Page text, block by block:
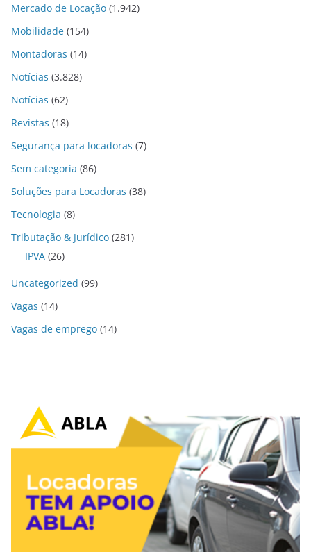
Mercado de Locação (1.942)
Mobilidade (154)
Montadoras (14)
Notícias (3.828)
Notícias (62)
Revistas (18)
Segurança para locadoras (7)
Sem categoria (86)
Soluções para Locadoras (38)
Tecnologia (8)
Tributação & Jurídico (281)
IPVA (26)
Uncategorized (99)
Vagas (14)
Vagas de emprego (14)